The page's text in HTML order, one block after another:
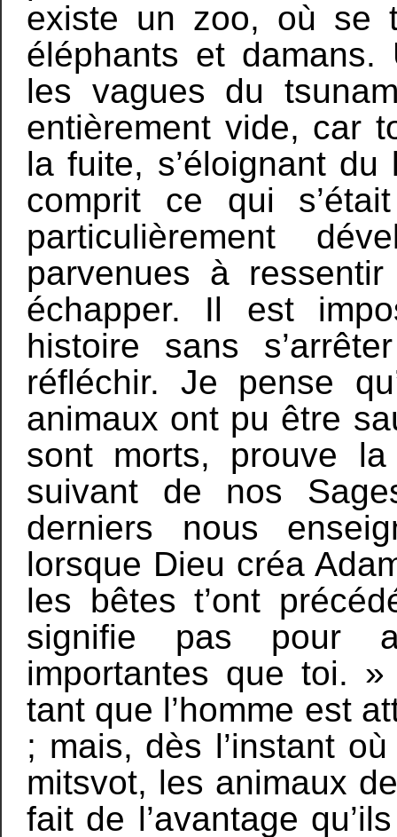
existe un zoo, où se
éléphants et damans.
les vagues du
entièrement vide, car
la fuite, s’éloignant
comprit ce qui
particulièrement
parvenues à
échapper. Il est
histoire sans
réfléchir. Je pense
animaux ont pu être
sont morts, prouve la
suivant de nos
derniers nous
lorsque Dieu créa
les bêtes t’ont
signifie pas pour
importantes que toi.
tant que l’homme est
; mais, dès l’instant
mitsvot, les animaux
fait de l’avantage